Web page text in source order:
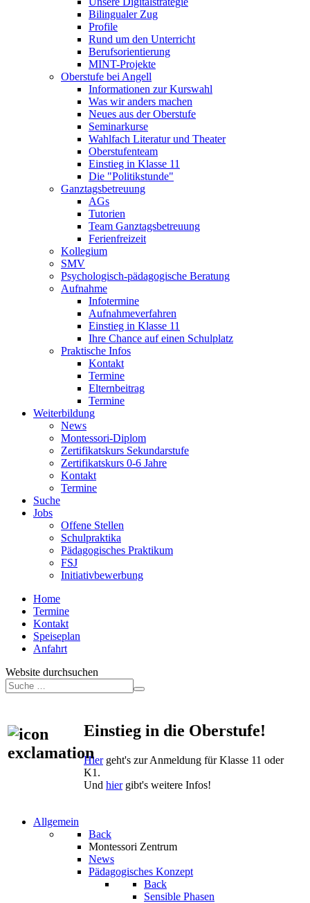
Bilingualer Zug
Profile
Rund um den Unterricht
Berufsorientierung
MINT-Projekte
Oberstufe bei Angell
Informationen zur Kurswahl
Was wir anders machen
Neues aus der Oberstufe
Seminarkurse
Wahlfach Literatur und Theater
Oberstufenteam
Einstieg in Klasse 11
Die "Politikstunde"
Ganztagsbetreuung
AGs
Tutorien
Team Ganztagsbetreuung
Ferienfreizeit
Kollegium
SMV
Psychologisch-pädagogische Beratung
Aufnahme
Infotermine
Aufnahmeverfahren
Einstieg in Klasse 11
Ihre Chance auf einen Schulplatz
Praktische Infos
Kontakt
Termine
Elternbeitrag
Termine
Weiterbildung
News
Montessori-Diplom
Zertifikatskurs Sekundarstufe
Zertifikatskurs 0-6 Jahre
Kontakt
Termine
Suche
Jobs
Offene Stellen
Schulpraktika
Pädagogisches Praktikum
FSJ
Initiativbewerbung
Home
Termine
Kontakt
Speiseplan
Anfahrt
Website durchsuchen
Einstieg in die Oberstufe!
Hiergeht's zur Anmeldung für Klasse 11 oder
K1.
Und hiergibt's weitere Infos!
Allgemein
Back
Montessori Zentrum
News
Pädagogisches Konzept
Back
Sensible Phasen